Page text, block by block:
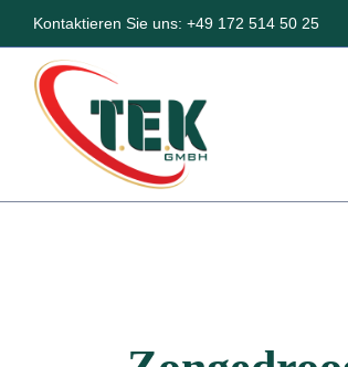
Kontaktieren Sie uns: +49 172 514 50 25